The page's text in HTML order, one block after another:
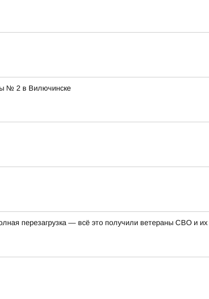
№ 2 в Вилючинске
перезагрузка — всё это получили ветераны СВО и их